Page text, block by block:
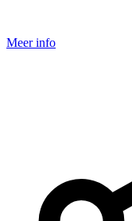
Meer info